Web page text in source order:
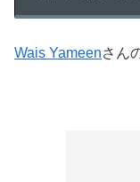
Wais Yameenさん